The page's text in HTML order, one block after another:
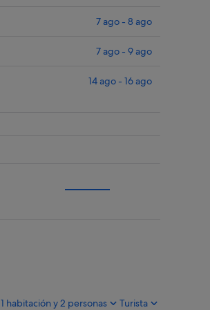
7 ago - 8 ago
7 ago - 9 ago
14 ago - 16 ago
1 habitación y 2 personas Turista